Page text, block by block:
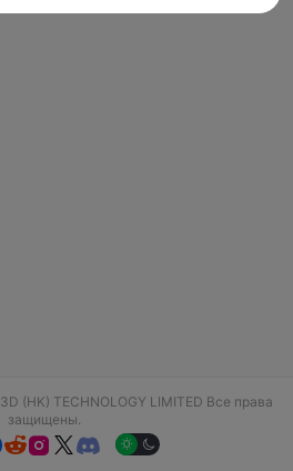
(HK) TECHNOLOGY LIMITED Все права
защищены.
  